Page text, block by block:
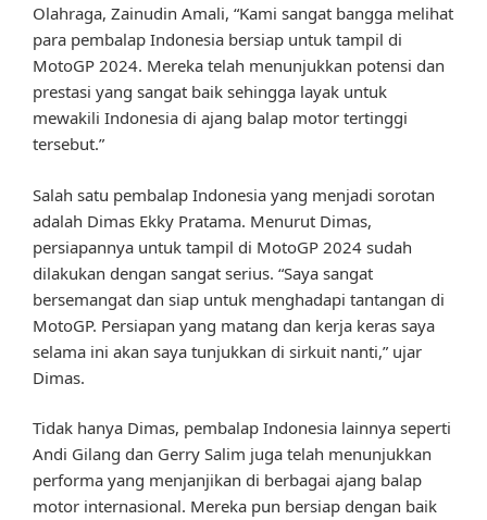
Olahraga, Zainudin Amali, “Kami sangat bangga melihat
para pembalap Indonesia bersiap untuk tampil di
MotoGP 2024. Mereka telah menunjukkan potensi dan
prestasi yang sangat baik sehingga layak untuk
mewakili Indonesia di ajang balap motor tertinggi
tersebut.”
Salah satu pembalap Indonesia yang menjadi sorotan
adalah Dimas Ekky Pratama. Menurut Dimas,
persiapannya untuk tampil di MotoGP 2024 sudah
dilakukan dengan sangat serius. “Saya sangat
bersemangat dan siap untuk menghadapi tantangan di
MotoGP. Persiapan yang matang dan kerja keras saya
selama ini akan saya tunjukkan di sirkuit nanti,” ujar
Dimas.
Tidak hanya Dimas, pembalap Indonesia lainnya seperti
Andi Gilang dan Gerry Salim juga telah menunjukkan
performa yang menjanjikan di berbagai ajang balap
motor internasional. Mereka pun bersiap dengan baik